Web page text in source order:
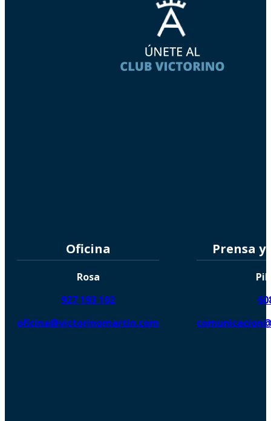
Oficina
Rosa
927 193 102
oficina@victorinomartin.com
Prensa